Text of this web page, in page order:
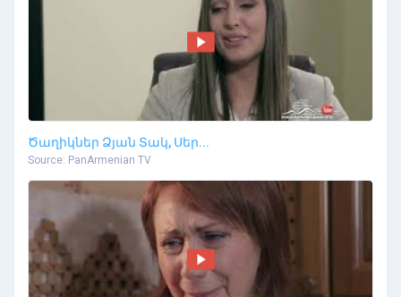
Ծաղիկներ Ձյան Տակ, Սեր...
Source: PanArmenian TV